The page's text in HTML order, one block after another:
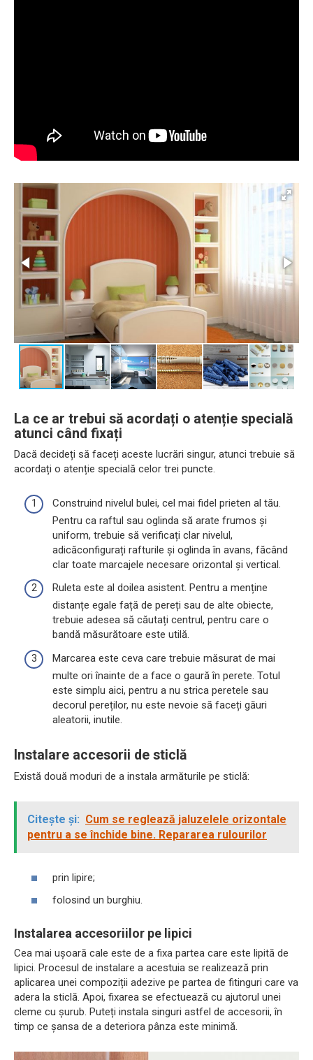
La ce ar trebui să acordați o atenție specială
atunci când fixați
Dacă decideți să faceți aceste lucrări singur, atunci trebuie să
acordați o atenție specială celor trei puncte.
Construind nivelul bulei, cel mai fidel prieten al tău.
Pentru ca raftul sau oglinda să arate frumos și
uniform, trebuie să verificați clar nivelul,
adicăconfigurați rafturile și oglinda în avans, făcând
clar toate marcajele necesare orizontal și vertical.
Ruleta este al doilea asistent. Pentru a menține
distanțe egale față de pereți sau de alte obiecte,
trebuie adesea să căutați centrul, pentru care o
bandă măsurătoare este utilă.
Marcarea este ceva care trebuie măsurat de mai
multe ori înainte de a face o gaură în perete. Totul
este simplu aici, pentru a nu strica peretele sau
decorul pereților, nu este nevoie să faceți găuri
aleatorii, inutile.
Instalare accesorii de sticlă
Există două moduri de a instala armăturile pe sticlă:
Citește și: Cum se reglează jaluzelele orizontale
pentru a se închide bine. Repararea rulourilor
prin lipire;
folosind un burghiu.
Instalarea accesoriilor pe lipici
Cea mai ușoară cale este de a fixa partea care este lipită de
lipici. Procesul de instalare a acestuia se realizează prin
aplicarea unei compoziții adezive pe partea de fitinguri care va
adera la sticlă. Apoi, fixarea se efectuează cu ajutorul unei
cleme cu șurub. Puteți instala singuri astfel de accesorii, în
timp ce șansa de a deteriora pânza este minimă.